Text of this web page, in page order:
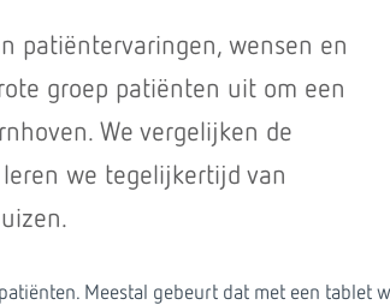
patiëntervaringen, wensen en
groep patiënten uit om een
We vergelijken de
we tegelijkertijd van
Meestal gebeurt dat met een tablet